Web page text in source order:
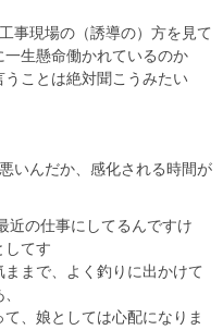
事現場の（誘導の）方を見て
生懸命働かれているのか
ことは絶対聞こうみたい
いんだか、感化される時間が
近の仕事にしてるんですけ
してす
まで、よく釣りに出かけて
、娘としては心配になりま